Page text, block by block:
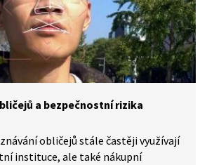
a bezpečnostní rizika
obličejů stále častěji využívají
instituce, ale také nákupní